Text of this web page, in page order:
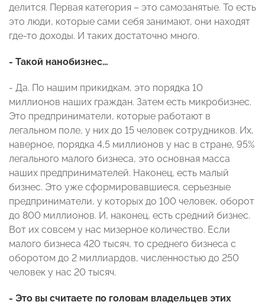
делится. Первая категория – это самозанятые. То есть
это люди, которые сами себя занимают, они находят
где-то доходы. И таких достаточно много.
- Такой нанобизнес…
- Да. По нашим прикидкам, это порядка 10
миллионов наших граждан. Затем есть микробизнес.
Это предприниматели, которые работают в
легальном поле, у них до 15 человек сотрудников. Их,
наверное, порядка 4,5 миллионов у нас в стране, 95%
легального малого бизнеса, это основная масса
наших предпринимателей. Наконец, есть малый
бизнес. Это уже сформировавшиеся, серьезные
предприниматели, у которых до 100 человек, оборот
до 800 миллионов. И, наконец, есть средний бизнес.
Вот их совсем у нас мизерное количество. Если
малого бизнеса 420 тысяч, то среднего бизнеса с
оборотом до 2 миллиардов, численностью до 250
человек у нас 20 тысяч.
- Это вы считаете по головам владельцев этих